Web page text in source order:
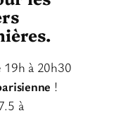
19h à 20h30
!
à